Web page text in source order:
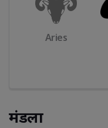
Aries
मंडला